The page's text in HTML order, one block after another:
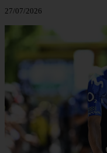
27/07/2026